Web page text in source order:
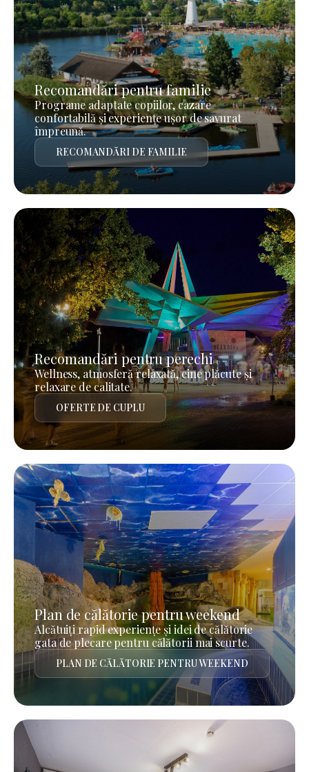
Recomandări pentru familie
Programe adaptate copiilor, cazare
confortabilă și experiențe ușor de savurat
împreună.
RECOMANDĂRI DE FAMILIE
Recomandări pentru perechi
Wellness, atmosferă relaxată, cine plăcute și
relaxare de calitate.
OFERTE DE CUPLU
Plan de călătorie pentru weekend
Alcătuiți rapid experiențe și idei de călătorie
gata de plecare pentru călătorii mai scurte.
PLAN DE CĂLĂTORIE PENTRU WEEKEND